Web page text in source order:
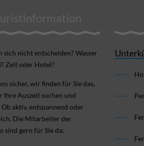
sich nicht ent­scheiden? Wasser
Zelt oder Hotel?
sicher, wir finden für Sie das,
Ihre Aus­zeit suchen und
aktiv, ent­spannend oder
Die Mitarbeiter der
sind gern für Sie da: